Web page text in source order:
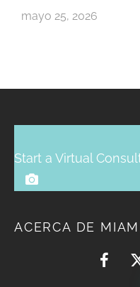
mayo 25, 2026
Start a Virtual
ACERCA DE